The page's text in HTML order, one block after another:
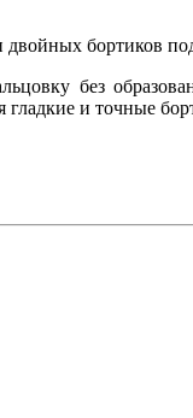
бортиков
без
и точные